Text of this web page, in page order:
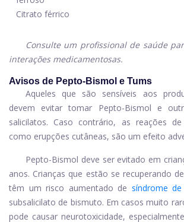
Citrato férrico
Consulte um profissional de saúde
interações medicamentosas.
Avisos de Pepto-Bismol e Tums
Aqueles que são sensíveis aos
devem evitar tomar Pepto-Bismol e
salicilatos. Caso contrário, as reações de
como erupções cutâneas, são um efeito
Pepto-Bismol deve ser evitado em
anos. Crianças que estão se recuperando
têm um risco aumentado de síndrome de
subsalicilato de bismuto. Em casos muito
pode causar neurotoxicidade,